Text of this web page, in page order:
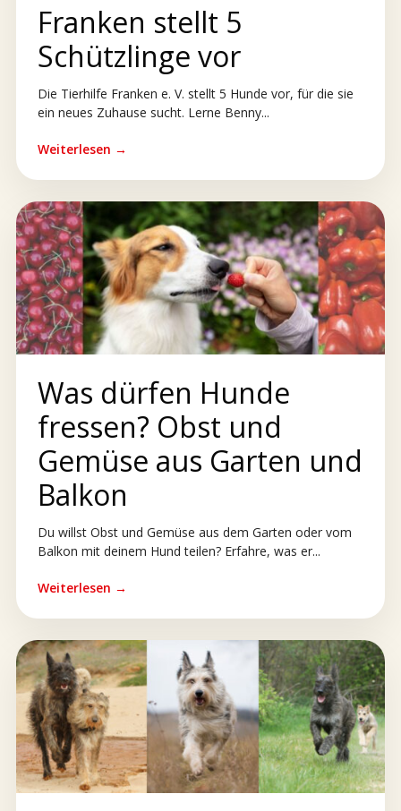
Franken stellt 5
Schützlinge vor
Die Tierhilfe Franken e. V. stellt 5 Hunde vor, für die sie
ein neues Zuhause sucht. Lerne Benny...
Weiterlesen →
Was dürfen Hunde
fressen? Obst und
Gemüse aus Garten und
Balkon
Du willst Obst und Gemüse aus dem Garten oder vom
Balkon mit deinem Hund teilen? Erfahre, was er...
Weiterlesen →